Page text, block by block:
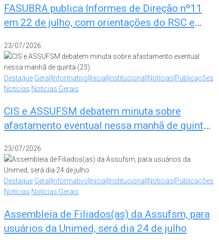
FASUBRA publica Informes de Direção nº11
em 22 de julho, com orientações do RSC e
23/07/2026
Destaque Geral|Informativo|Inicial|Institucional|Notícias|Publicações
Notícias Notícias Gerais
CIS e ASSUFSM debatem minuta sobre
afastamento eventual nessa manhã de quinta
23/07/2026
Destaque Geral|Informativo|Inicial|Institucional|Notícias|Publicações
Notícias Notícias Gerais
Assembleia de Filiados(as) da Assufsm, para
usuários da Unimed, será dia 24 de julho